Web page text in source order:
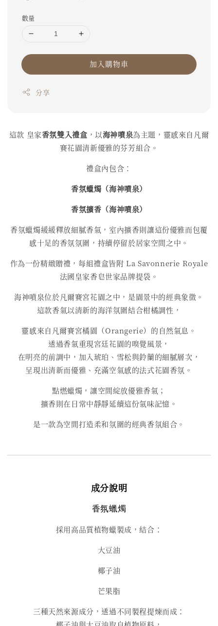
數量
加入購物車
分享
這款 皇家香氛雙入禮盒 ，以海神噴泉為主題，靈感來自凡爾
賽花園清新優雅的芬芳組合。
禮盒內包含：
香氛蠟燭（海神噴泉）
香氛擴香（海神噴泉）
香氛蠟燭緩緩釋放細膩香氣，室內擴香則讓這份優雅而包覆
感十足的香氛氛圍，持續停留於居家空間之中。
作為一份精緻贈禮，每組禮盒皆附 La Savonnerie Royale
法國皇家香皂世家品牌提袋。
海神噴泉位於凡爾賽宮花園之中，是園景中的經典象徵。
這款香氣以清新的海洋氛圍結合柑橘調性，
靈感來自凡爾賽宮橘園（Orangerie）的自然氣息。
透過香氣重現宮廷花園的嗅覺風景，
在明亮的前調中，加入琥珀、雪松與鈴蘭的細膩層次，
呈現出清新而優雅、充滿空氣感的法式花園香氛。
點燃蠟燭，讓空間綻放優雅香氣；
擴香則在日常中靜靜延續這份氣味記憶。
是一款為空間打造柔和氛圍的經典香氛組合。
成分說明
香氛蠟燭
採用高品質植物蠟製成，結合：
大豆油
椰子油
芒果脂
三種天然來源成分，透過不同製程提煉而成：